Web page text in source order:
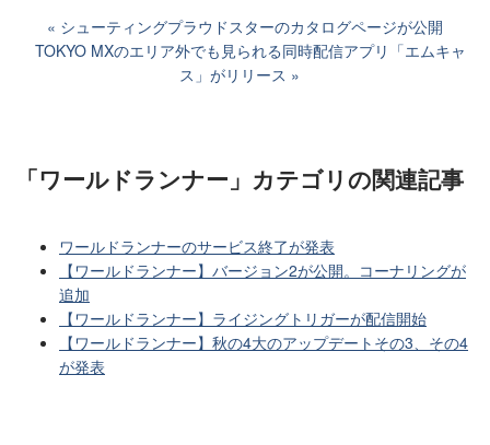
シューティングプラウドスターのカタログページが公開
TOKYO MXのエリア外でも見られる同時配信アプリ「エムキャ
ス」がリリース
「ワールドランナー」カテゴリの関連記事
ワールドランナーのサービス終了が発表
【ワールドランナー】バージョン2が公開。コーナリングが
追加
【ワールドランナー】ライジングトリガーが配信開始
【ワールドランナー】秋の4大のアップデートその3、その4
が発表